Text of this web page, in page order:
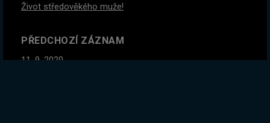
Život středověkého muže!
PŘEDCHOZÍ ZÁZNAM
11. 9. 2020